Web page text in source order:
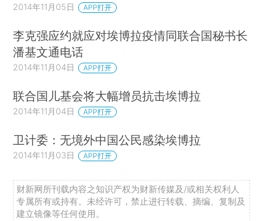
2014年11月05日 APP打开
李克强应约就应对埃博拉疫情同联合国秘书长
潘基文通电话
2014年11月04日 APP打开
联合国儿基会将大幅增员抗击埃博拉
2014年11月04日 APP打开
卫计委：无境外中国公民感染埃博拉
2014年11月03日 APP打开
财新网所刊载内容之知识产权为财新传媒及/或相关权利人
专属所有或持有。未经许可，禁止进行转载、摘编、复制及
建立镜像等任何使用。